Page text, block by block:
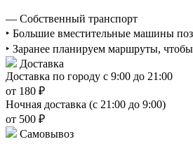
— Собственный транспорт
‣ Большие вместительные машины
‣ Заранее планируем маршруты,
Доставка
Доставка по городу с 9:00 до 21:00
от 180 ₽
Ночная доставка (с 21:00 до 9:00)
от 500 ₽
Самовывоз